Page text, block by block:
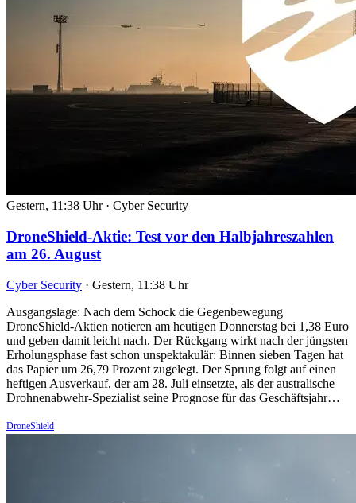
Gestern, 11:38 Uhr · Cyber Security
DroneShield-Aktie: Test vor den Halbjahreszahlen
am 26. August
Cyber Security · Gestern, 11:38 Uhr
Ausgangslage: Nach dem Schock die Gegenbewegung
DroneShield-Aktien notieren am heutigen Donnerstag bei 1,38 Euro
und geben damit leicht nach. Der Rückgang wirkt nach der jüngsten
Erholungsphase fast schon unspektakulär: Binnen sieben Tagen hat
das Papier um 26,79 Prozent zugelegt. Der Sprung folgt auf einen
heftigen Ausverkauf, der am 28. Juli einsetzte, als der australische
Drohnenabwehr-Spezialist seine Prognose für das Geschäftsjahr…
DroneShield